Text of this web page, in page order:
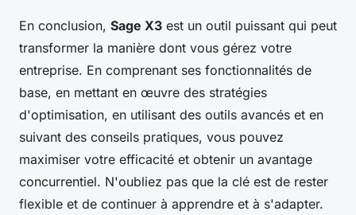
En conclusion, Sage X3 est un outil puissant qui peut
transformer la manière dont vous gérez votre
entreprise. En comprenant ses fonctionnalités de
base, en mettant en œuvre des stratégies
d'optimisation, en utilisant des outils avancés et en
suivant des conseils pratiques, vous pouvez
maximiser votre efficacité et obtenir un avantage
concurrentiel. N'oubliez pas que la clé est de rester
flexible et de continuer à apprendre et à s'adapter.